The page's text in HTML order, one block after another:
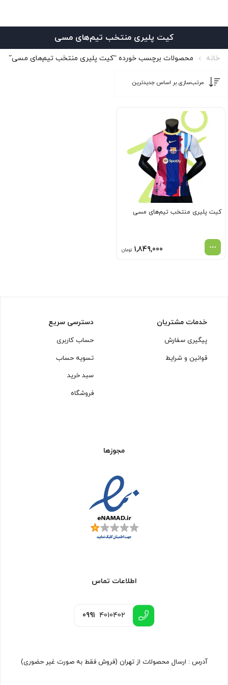
کیت پلیری منتخب تیم‌های مسی
خانه محصولات برچسب خورده “کیت پلیری منتخب تیم‌های مسی”
کیت پلیری منتخب تیم‌های مسی
1,849,000 تومان
خدمات مشتریان
پیگیری سفارش
قوانین و شرایط
دسترسی سریع
حساب کاربری
تسویه حساب
سبد خرید
فروشگاه
مجوزها
اطلاعات تماس
0991 4010402
آدرس : ارسال محصولات از تهران (فروش فقط به صورت غیر حضوری)